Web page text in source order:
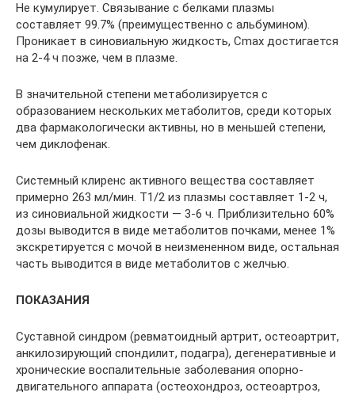
Не кумулирует. Связывание с белками плазмы
составляет 99.7% (преимущественно с альбумином).
Проникает в синовиальную жидкость, Cmax достигается
на 2-4 ч позже, чем в плазме.
В значительной степени метаболизируется с
образованием нескольких метаболитов, среди которых
два фармакологически активны, но в меньшей степени,
чем диклофенак.
Системный клиренс активного вещества составляет
примерно 263 мл/мин. T1/2 из плазмы составляет 1-2 ч,
из синовиальной жидкости — 3-6 ч. Приблизительно 60%
дозы выводится в виде метаболитов почками, менее 1%
экскретируется с мочой в неизмененном виде, остальная
часть выводится в виде метаболитов с желчью.
ПОКАЗАНИЯ
Суставной синдром (ревматоидный артрит, остеоартрит,
анкилозирующий спондилит, подагра), дегенеративные и
хронические воспалительные заболевания опорно-
двигательного аппарата (остеохондроз, остеоартроз,